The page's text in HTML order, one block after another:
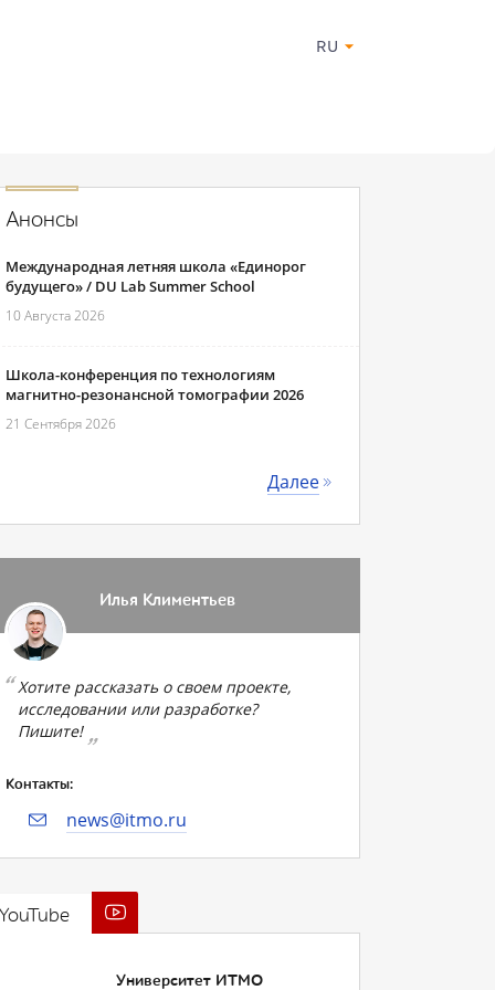
RU
Анонсы
Международная летняя школа «Единорог
будущего» / DU Lab Summer School
10 Августа 2026
Школа-конференция по технологиям
магнитно-резонансной томографии 2026
21 Сентября 2026
Далее
Илья Климентьев
Хотите рассказать о своем проекте,
исследовании или разработке?
Пишите!
Контакты:
news@itmo.ru
Университет ИТМО